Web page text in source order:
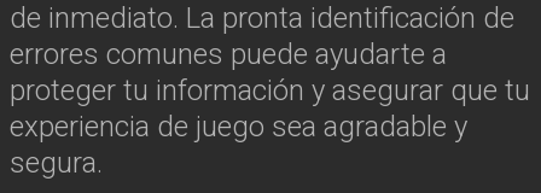
de inmediato. La pronta identificación de
errores comunes puede ayudarte a
proteger tu información y asegurar que tu
experiencia de juego sea agradable y
segura.